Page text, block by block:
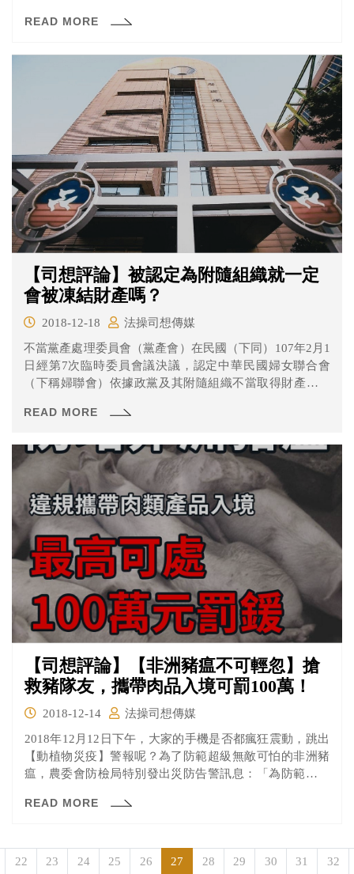
提高到1萬元以上100萬元以下。而總統也在12月12日總統
READ MORE
【司想評論】被認定為附隨組織就一定
會被凍結財產嗎？
2018-12-18
法操司想傳媒
不當黨產處理委員會（黨產會）在民國（下同）107年2月1
日經第7次臨時委員會議決議，認定中華民國婦女聯合會
（下稱婦聯會）依據政黨及其附隨組織不當取得財產處理
則第2條，屬於中國國民黨的附隨組織，並做成黨產會107
READ MORE
【司想評論】【非洲豬瘟不可輕忽】搶
救豬隊友，攜帶肉品入境可罰100萬！
2018-12-14
法操司想傳媒
2018年12月12日下午，大家的手機是否都瘋狂震動，跳出
【動植物災疫】警報呢？為了防範超級無敵可怕的非洲豬
瘟，農委會防檢局特別發出災防告警訊息：「為防範非洲
返國勿攜帶肉製品入境，違者可處100萬元！」
READ MORE
22 23 24 25 26 27 28 29 30 31 32